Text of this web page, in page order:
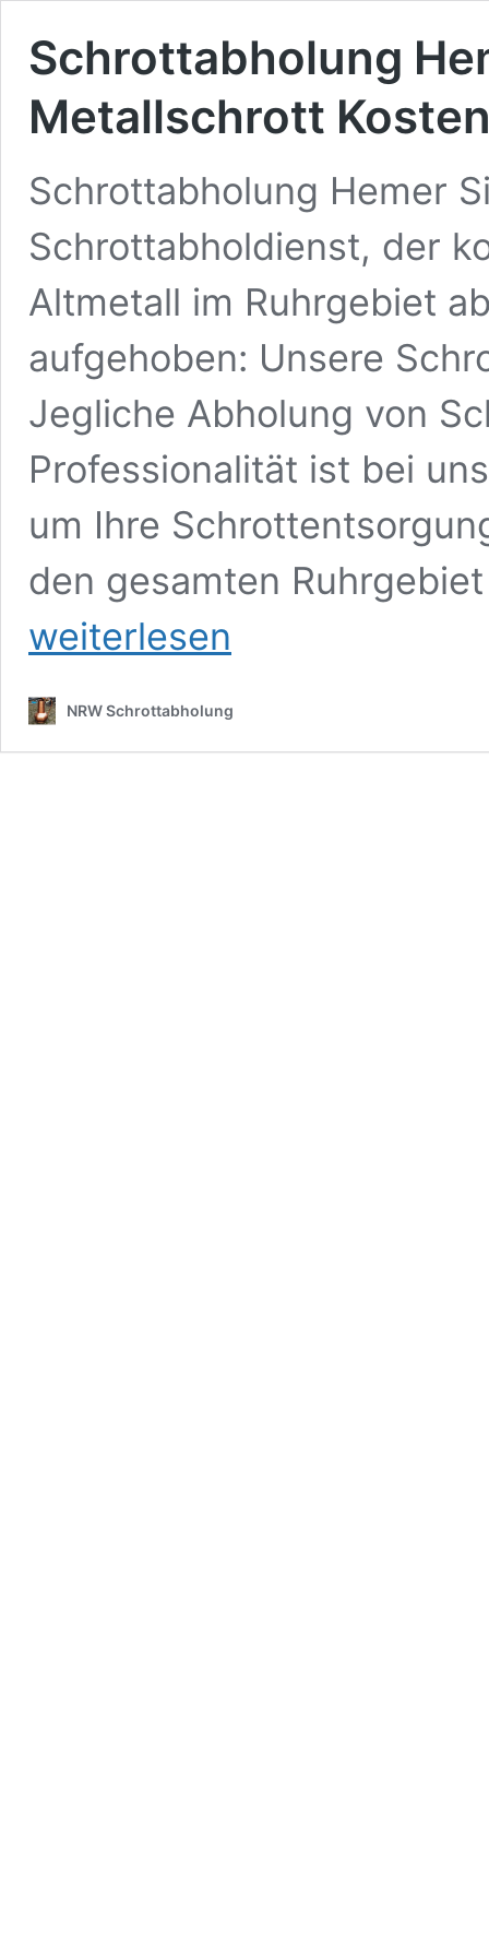
Schrottabholung
Metallschrott
Schrottabholung Hemer
Schrottabholdienst, der
Altmetall im Ruhrgebiet
aufgehoben: Unsere
Jegliche Abholung von
Professionalität ist bei
um Ihre
den gesamten
weiterlesen
NRW Schrottabholung